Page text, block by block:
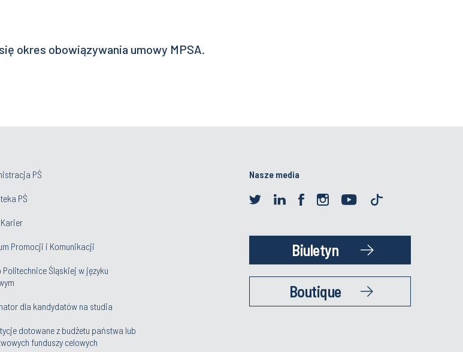
okres obowiązywania umowy MPSA.
PŚ
PŚ
Promocji i Komunikacji
Politechnice Śląskiej w języku
dla kandydatów na studia
dotowane z budżetu państwa lub
funduszy celowych
Nasze media
Biuletyn
Boutique